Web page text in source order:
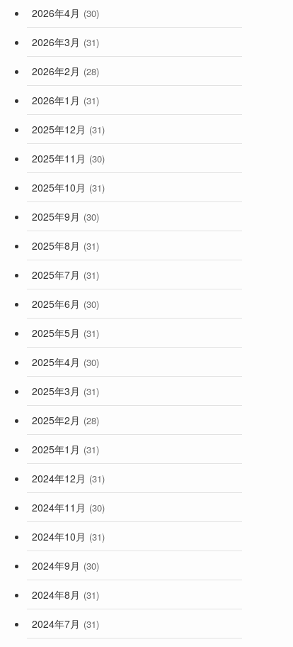
2026年4月 (30)
2026年3月 (31)
2026年2月 (28)
2026年1月 (31)
2025年12月 (31)
2025年11月 (30)
2025年10月 (31)
2025年9月 (30)
2025年8月 (31)
2025年7月 (31)
2025年6月 (30)
2025年5月 (31)
2025年4月 (30)
2025年3月 (31)
2025年2月 (28)
2025年1月 (31)
2024年12月 (31)
2024年11月 (30)
2024年10月 (31)
2024年9月 (30)
2024年8月 (31)
2024年7月 (31)